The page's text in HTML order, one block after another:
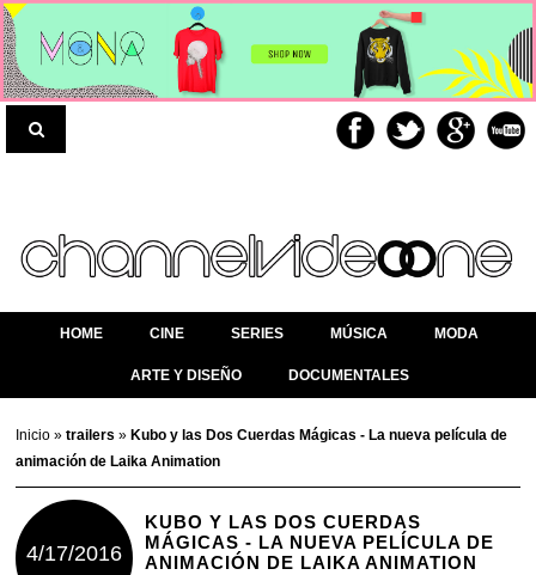
HOME CINE SERIES MÚSICA MODA
ARTE Y DISEÑO DOCUMENTALES
Inicio»trailers» Kubo y las Dos Cuerdas Mágicas - La nueva película de
animación de Laika Animation
4/17/2016
KUBO Y LAS DOS CUERDAS
MÁGICAS - LA NUEVA PELÍCULA DE
ANIMACIÓN DE LAIKA ANIMATION